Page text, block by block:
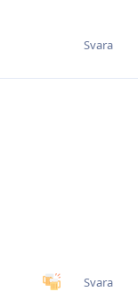
Svara
Svara